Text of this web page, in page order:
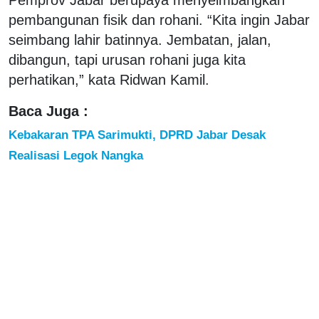
pembangunan fisik dan rohani. “Kita ingin Jabar
seimbang lahir batinnya. Jembatan, jalan,
dibangun, tapi urusan rohani juga kita
perhatikan,” kata Ridwan Kamil.
Baca Juga :
Kebakaran TPA Sarimukti, DPRD Jabar Desak
Realisasi Legok Nangka